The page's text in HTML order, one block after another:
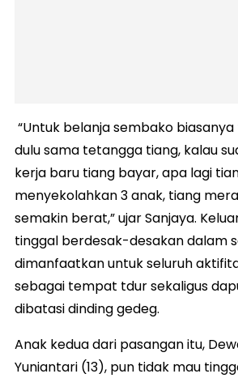
“Untuk belanja sembako
dulu sama tetangga tiang, kalau
kerja baru tiang bayar, apa lagi
menyekolahkan 3 anak, tiang
semakin berat,” ujar Sanjaya.
tinggal berdesak-desakan dalam
dimanfaatkan untuk seluruh
sebagai tempat tdur sekaligus
dibatasi dinding gedeg.
Anak kedua dari pasangan itu,
Yuniantari (13), pun tidak mau